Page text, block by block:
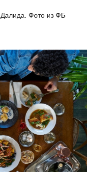
Фото из ФБ